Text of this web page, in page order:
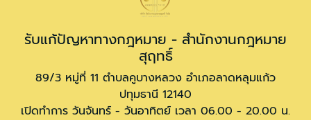
รับแก้ปัญหาทางกฎหมาย - สำนักงานกฎหมาย
สุฤทธิ์
89/3 หมู่ที่ 11 ตำบลคูบางหลวง อำเภอลาดหลุมแก้ว
ปทุมธานี 12140
เปิดทำการ วันจันทร์ - วันอาทิตย์ เวลา 06.00 - 20.00 น.